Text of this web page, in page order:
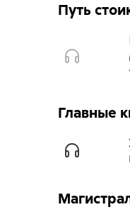
Путь
Главные